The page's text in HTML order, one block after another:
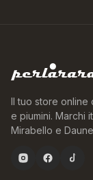
Il tuo store online
e piumini. Marchi
Mirabello e